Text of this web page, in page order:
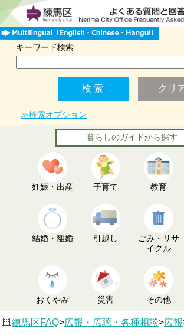
キーワード検索
≫検索オプション
暮らしのガイドから探す
妊娠・出産 子育て 教育
結婚・離婚 引越し
ごみ・リサ
イクル
おくやみ 災害 その他
練馬区FAQ>広報・広聴・各種相談>広報